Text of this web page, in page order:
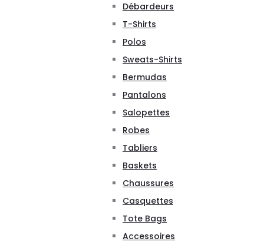
Débardeurs
T-Shirts
Polos
Sweats-Shirts
Bermudas
Pantalons
Salopettes
Robes
Tabliers
Baskets
Chaussures
Casquettes
Tote Bags
Accessoires